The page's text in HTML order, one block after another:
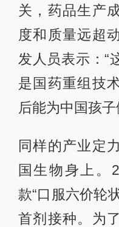
关，药品生产
度和质量远超
发人员表示：“
是国药重组技
后能为中国孩
同样的产业定
国生物身上。
款“口服六价轮
首剂接种。为